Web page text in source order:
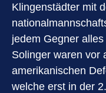
Klingenstädter mit
jedem Gegner
Solinger waren vor
amerikanischen
welche erst in der